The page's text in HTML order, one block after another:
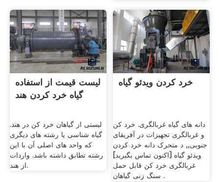
لیست قیمت از استفاده
گیاه خرد کردن هند
لیستی از گیاهان خرد کن در هند.
گیاه شناسی یا رشته های دیگری
که واحد های اصلی آن با این
رشته تطابق داشته باشد. واردات
از هند.
خرد کردن ویدئو گیاه
دانه های گیاه غربالگری. خرد کن
و غربالگری تجهیزات در آفریقای
جنوبی,, د متحرک دانه خرد کردن
ویدئو گیاه [اکنون تماس بگیرید]
غربالگری خرد کن قابل حمل
سنگ زنی گیاهان .